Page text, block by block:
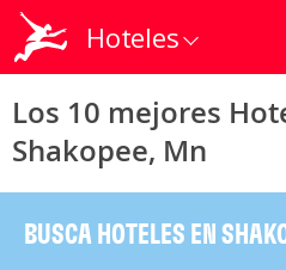
Hoteles
Los 10 mejores
Shakopee, Mn
BUSCA HOTELES EN